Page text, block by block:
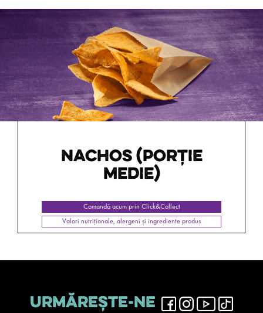
NACHOS (PORŢIE
MEDIE)
Comandă acum prin Click&Collect
Valori nutriționale, alergeni și ingrediente produs
URMĂREȘTE-NE